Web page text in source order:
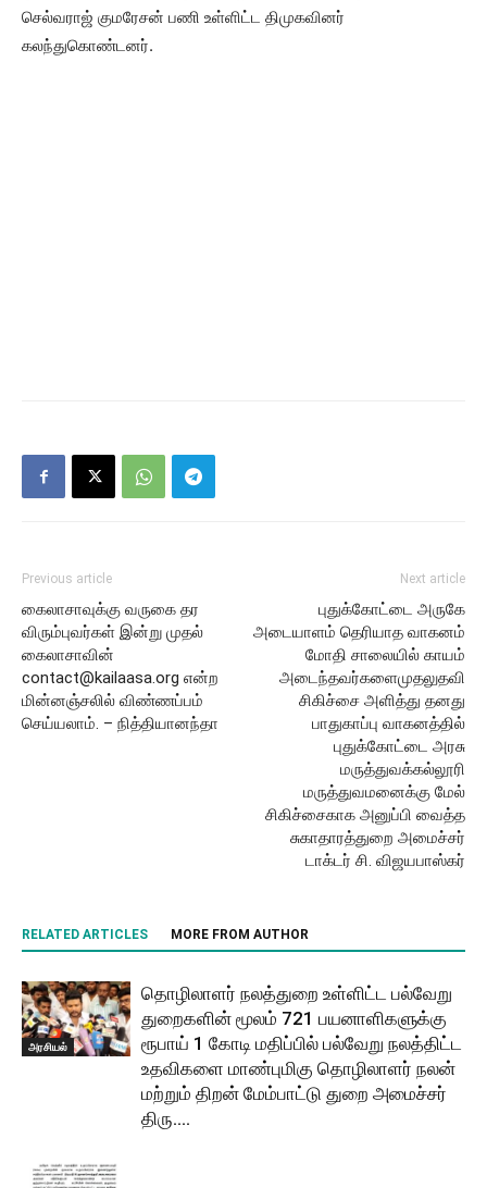
செல்வராஜ் குமரேசன் பணி உள்ளிட்ட திமுகவினர்
கலந்துகொண்டனர்.
Previous article
கைலாசாவுக்கு வருகை தர
விரும்புவர்கள் இன்று முதல்
கைலாசாவின்
contact@kailaasa.org என்ற
மின்னஞ்சலில் விண்ணப்பம்
செய்யலாம். – நித்தியானந்தா
Next article
புதுக்கோட்டை அருகே
அடையாளம் தெரியாத வாகனம்
மோதி சாலையில் காயம்
அடைந்தவர்களைமுதலுதவி
சிகிச்சை அளித்து தனது
பாதுகாப்பு வாகனத்தில்
புதுக்கோட்டை அரசு
மருத்துவக்கல்லூரி
மருத்துவமனைக்கு மேல்
சிகிச்சைகாக அனுப்பி வைத்த
சுகாதாரத்துறை அமைச்சர்
டாக்டர் சி. விஜயபாஸ்கர்
RELATED ARTICLES MORE FROM AUTHOR
அரசியல்
தொழிலாளர் நலத்துறை உள்ளிட்ட பல்வேறு
துறைகளின் மூலம் 721 பயனாளிகளுக்கு
ரூபாய் 1 கோடி மதிப்பில் பல்வேறு நலத்திட்ட
உதவிகளை மாண்புமிகு தொழிலாளர் நலன்
மற்றும் திறன் மேம்பாட்டு துறை அமைச்சர்
திரு....